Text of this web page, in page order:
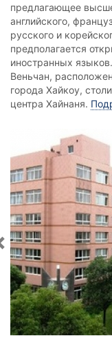
предлагающее
английского,
русского и
предполагается
иностранных
Веньчан,
города Хайкоу,
центра Хайнаня.